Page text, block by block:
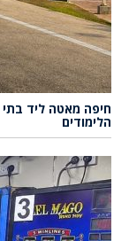
חיפה מאטה ליד
הלימודים